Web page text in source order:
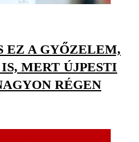
EZ A GYŐZELEM,
MERT ÚJPESTI
RÉGEN